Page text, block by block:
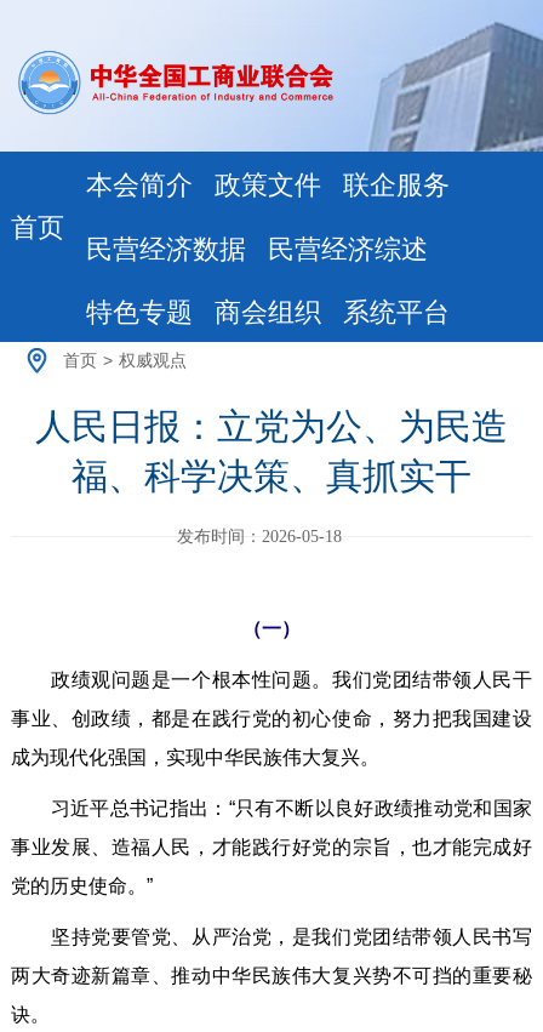
首页
本会简介 政策文件 联企服务
民营经济数据 民营经济综述
特色专题 商会组织 系统平台
首页 > 权威观点
人民日报：立党为公、为民造
福、科学决策、真抓实干
发布时间：2026-05-18
（一）
政绩观问题是一个根本性问题。我们党团结带领人民干
事业、创政绩，都是在践行党的初心使命，努力把我国建设
成为现代化强国，实现中华民族伟大复兴。
习近平总书记指出：“只有不断以良好政绩推动党和国家
事业发展、造福人民，才能践行好党的宗旨，也才能完成好
党的历史使命。”
坚持党要管党、从严治党，是我们党团结带领人民书写
两大奇迹新篇章、推动中华民族伟大复兴势不可挡的重要秘
诀。